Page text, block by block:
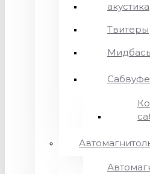
акустика
Твитеры